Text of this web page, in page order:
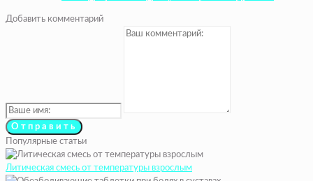
Добавить комментарий
Популярные статьи
Литическая смесь от температуры взрослым